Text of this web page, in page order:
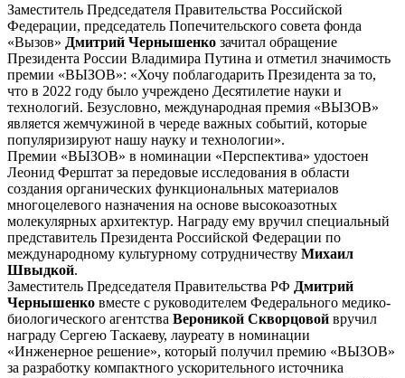
Заместитель Председателя Правительства Российской
Федерации, председатель Попечительского совета фонда
«Вызов» Дмитрий Чернышенко зачитал обращение
Президента России Владимира Путина и отметил значимость
премии «ВЫЗОВ»: «Хочу поблагодарить Президента за то,
что в 2022 году было учреждено Десятилетие науки и
технологий. Безусловно, международная премия «ВЫЗОВ»
является жемчужиной в череде важных событий, которые
популяризируют нашу науку и технологии».
Премии «ВЫЗОВ» в номинации «Перспектива» удостоен
Леонид Ферштат за передовые исследования в области
создания органических функциональных материалов
многоцелевого назначения на основе высокоазотных
молекулярных архитектур. Награду ему вручил специальный
представитель Президента Российской Федерации по
международному культурному сотрудничеству Михаил
Швыдкой.
Заместитель Председателя Правительства РФ Дмитрий
Чернышенко вместе с руководителем Федерального медико-
биологического агентства Вероникой Скворцовой вручил
награду Сергею Таскаеву, лауреату в номинации
«Инженерное решение», который получил премию «ВЫЗОВ»
за разработку компактного ускорительного источника